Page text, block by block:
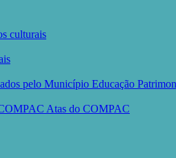
culturais
pelo Município Educação
Atas do COMPAC